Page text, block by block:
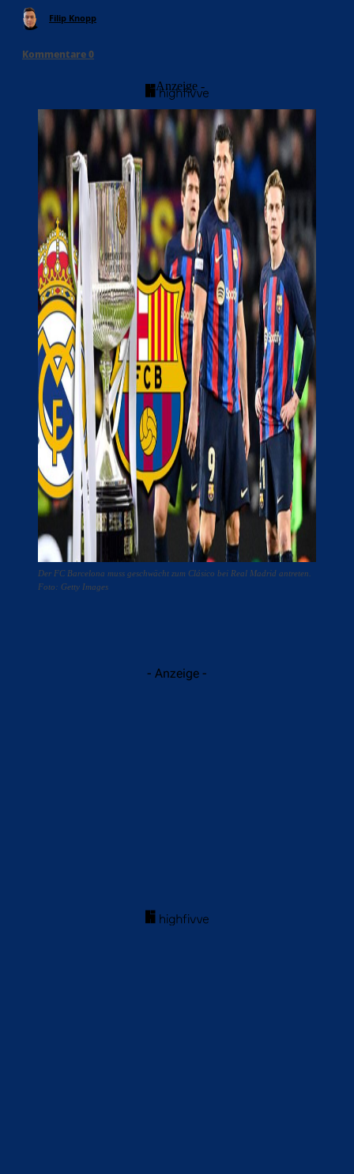
Filip Knopp
Kommentare0
- Anzeige -
Der FC Barcelona muss geschwächt zum Clásico bei Real Madrid antreten.
Foto: Getty Images
- Anzeige -